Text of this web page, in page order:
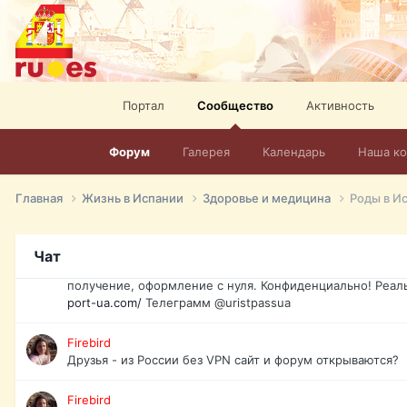
Портал Сообщество
Форум Галерея Календарь Наша
Активность
Главная Жизнь в Испании Здоровье и медицина Роды в
Чат
спорт, HD. + Огромная видеотека + 10.000 фильмов и
сайта. Наш сайт: http://mir-tv.club/television-in-spain.html
David16
Книги
David16
Подскажите пожалуйста, как удалить свой аккаунт из
Юрист юа
получение, оформление с нуля. Конфиденциально!
port-ua.com/ Телеграмм @uristpassua
Firebird
Друзья - из России без VPN сайт и форум открываются?
Firebird